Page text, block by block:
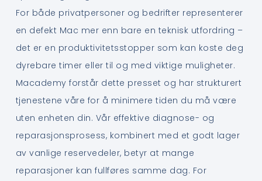
For både privatpersoner og bedrifter representerer
en defekt Mac mer enn bare en teknisk utfordring –
det er en produktivitetsstopper som kan koste deg
dyrebare timer eller til og med viktige muligheter.
Macademy forstår dette presset og har strukturert
tjenestene våre for å minimere tiden du må være
uten enheten din. Vår effektive diagnose- og
reparasjonsprosess, kombinert med et godt lager
av vanlige reservedeler, betyr at mange
reparasjoner kan fullføres samme dag. For